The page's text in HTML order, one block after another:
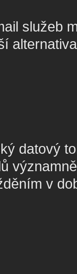
služeb
datový
v